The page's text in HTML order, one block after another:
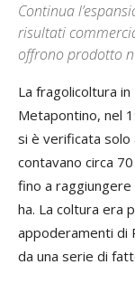
Continua
risultati
offrono prodotto
La fragolicoltura
Metapontino, nel
si è verificata solo
contavano circa
fino a raggiungere
ha. La coltura era
appoderamenti di
da una serie di